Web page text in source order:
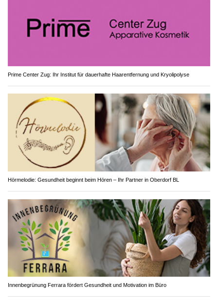
Prime Center Zug: Ihr Institut für dauerhafte Haarentfernung und Kryolipolyse
Hörmelodie: Gesundheit beginnt beim Hören – Ihr Partner in Oberdorf BL
Innenbegrünung Ferrara fördert Gesundheit und Motivation im Büro